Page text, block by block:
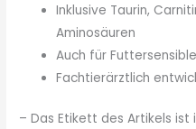
Inklusive Taurin,
Aminosäuren
Auch für
Fachtierärztlich
– Das Etikett des Artikels